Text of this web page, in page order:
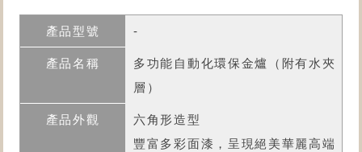
-
多功能自動化環保金爐
（附有水夾
層）
六角形造型
豐富多彩面漆，呈現絕美華麗高端